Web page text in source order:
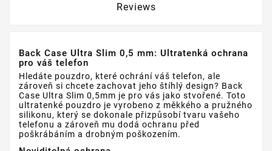
Reviews
Back Case Ultra Slim 0,5 mm: Ultratenká ochrana
pro váš telefon
Hledáte pouzdro, které ochrání váš telefon, ale
zároveň si chcete zachovat jeho štíhlý design? Back
Case Ultra Slim 0,5mm je pro vás jako stvořené. Toto
ultratenké pouzdro je vyrobeno z měkkého a pružného
silikonu, který se dokonale přizpůsobí tvaru vašeho
telefonu a zároveň mu dodá ochranu před
poškrábáním a drobným poškozením.